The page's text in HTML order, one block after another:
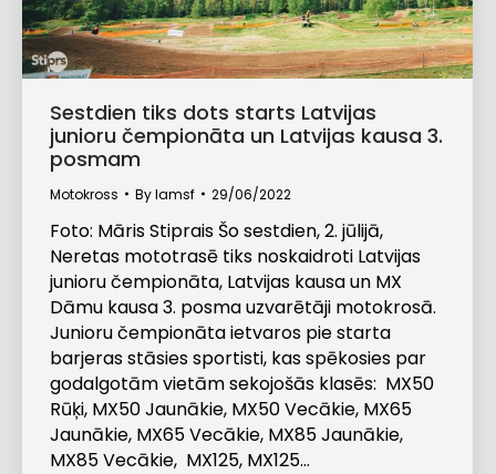
Sestdien tiks dots starts Latvijas
junioru čempionāta un Latvijas kausa 3.
posmam
Motokross Bylamsf 29/06/2022
Foto: Māris Stiprais Šo sestdien, 2. jūlijā,
Neretas mototrasē tiks noskaidroti Latvijas
junioru čempionāta, Latvijas kausa un MX
Dāmu kausa 3. posma uzvarētāji motokrosā.
Junioru čempionāta ietvaros pie starta
barjeras stāsies sportisti, kas spēkosies par
godalgotām vietām sekojošās klasēs: MX50
Rūķi, MX50 Jaunākie, MX50 Vecākie, MX65
Jaunākie, MX65 Vecākie, MX85 Jaunākie,
MX85 Vecākie, MX125, MX125…